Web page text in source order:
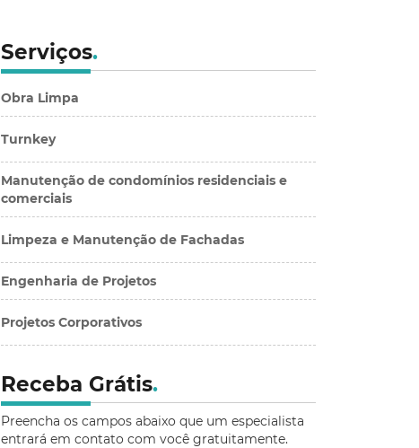
Serviços.
Obra Limpa
Turnkey
Manutenção de condomínios residenciais e
comerciais
Limpeza e Manutenção de Fachadas
Engenharia de Projetos
Projetos Corporativos
Receba Grátis.
Preencha os campos abaixo que um especialista
entrará em contato com você gratuitamente.